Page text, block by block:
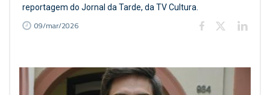
reportagem do Jornal da Tarde, da TV Cultura.
09/mar/2026